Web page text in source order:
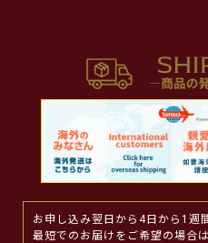
お申し込み翌日から4日から1週
最短でのお届けをご希望の場合は